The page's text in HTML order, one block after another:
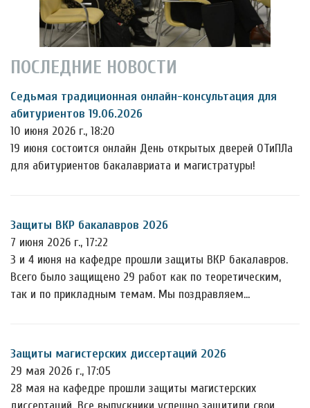
ПОСЛЕДНИЕ НОВОСТИ
Седьмая традиционная онлайн-консультация для
абитуриентов 19.06.2026
10 июня 2026 г., 18:20
19 июня состоится онлайн День открытых дверей ОТиПЛа
для абитуриентов бакалавриата и магистратуры!
Защиты ВКР бакалавров 2026
7 июня 2026 г., 17:22
3 и 4 июня на кафедре прошли защиты ВКР бакалавров.
Всего было защищено 29 работ как по теоретическим,
так и по прикладным темам. Мы поздравляем…
Защиты магистерских диссертаций 2026
29 мая 2026 г., 17:05
28 мая на кафедре прошли защиты магистерских